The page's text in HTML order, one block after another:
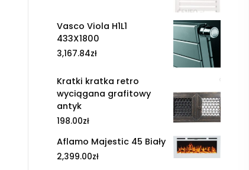
Vasco Viola H1L1
433X1800
3,167.84zł
Kratki kratka retro
wyciągana grafitowy
antyk
198.00zł
Aflamo Majestic 45 Biały
2,399.00zł